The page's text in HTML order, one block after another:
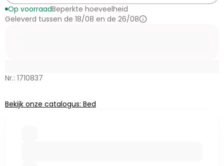
Op voorraadBeperkte hoeveelheid
Geleverd tussen de 18/08 en de 26/08
Nr.: 1710837
Bekijk onze catalogus: Bed